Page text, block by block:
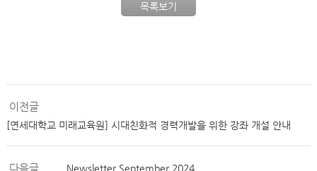
목록보기
이전글
[연세대학교 미래교육원] 시대친화적 경력개발을 위한 강좌 개설 안내
다음글 Newsletter September 2024